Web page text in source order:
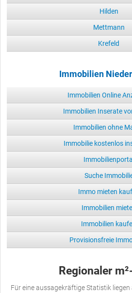
Hilden
Mettmann
Krefeld
Immobilien
Immobilien Online
Immobilien Inserate
Immobilien ohne
Immobilie kostenlos
Immobilienportal
Suche
Immo mieten
Immobilien
Immobilien
Provisionsfreie
Regionaler
Für eine aussagekräftige Statistik